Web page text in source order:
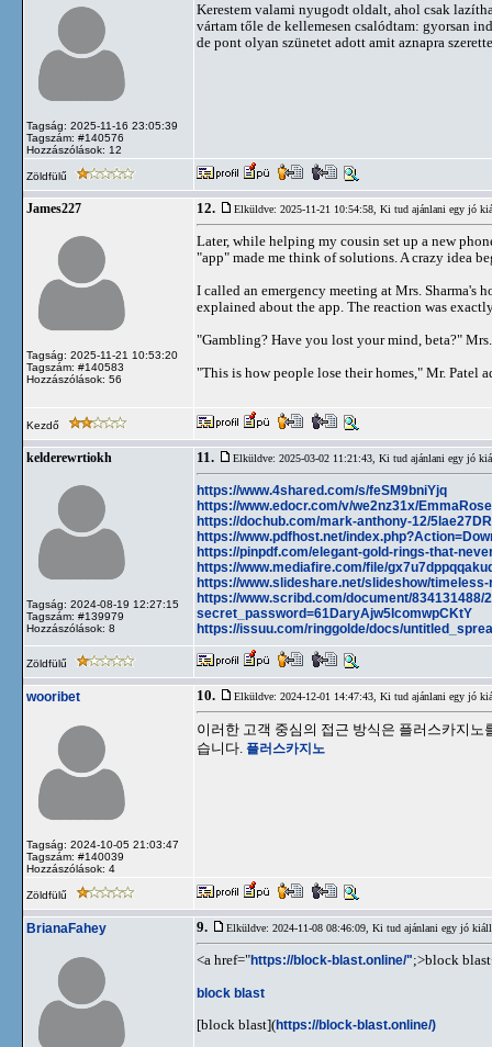
Tagság: 2025-11-16 23:05:39
Tagszám: #140576
Hozzászólások: 12
Kerestem valami nyugodt oldalt, ahol csak
vártam tőle de kellemesen csalódtam: gyorsan
de pont olyan szünetet adott amit aznapra
Zöldfülű
James227
Tagság: 2025-11-21 10:53:20
Tagszám: #140583
Hozzászólások: 56
12. Elküldve: 2025-11-21 10:54:58, Ki tud ajánlani egy jó
Later, while helping my cousin set up a new
"app" made me think of solutions. A crazy idea
I called an emergency meeting at Mrs. Sharma's
explained about the app. The reaction was
"Gambling? Have you lost your mind, beta?"
"This is how people lose their homes," Mr. Patel
Kezdő
kelderewrtiokh
Tagság: 2024-08-19 12:27:15
Tagszám: #139979
Hozzászólások: 8
11. Elküldve: 2025-03-02 11:21:43, Ki tud ajánlani egy jó
https://www.4shared.com/s/feSM9bniYjq
https://www.edocr.com/v/we2nz31x/
https://dochub.com/mark-anthony-12/
https://www.pdfhost.net/
https://pinpdf.com/elegant-gold-rings-that-
https://www.mediafire.com/file/
https://www.slideshare.net/slideshow/
https://www.scribd.com/document/
secret_password=61DaryAjw5IcomwpCKtY
https://issuu.com/ringgolde/docs/
Zöldfülű
wooribet
Tagság: 2024-10-05 21:03:47
Tagszám: #140039
Hozzászólások: 4
10. Elküldve: 2024-12-01 14:47:43, Ki tud ajánlani egy jó
이러한 고객 중심의 접근 방식은 플러스카지
습니다. 플러스카지노
Zöldfülű
BrianaFahey 9. Elküldve: 2024-11-08 08:46:09, Ki tud ajánlani egy jó
<a href="https://block-blast.online/";>block
block blast
[block blast](https://block-blast.online/)